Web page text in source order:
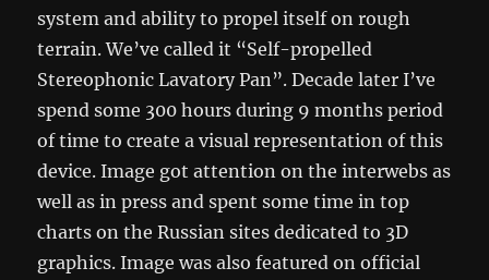
system and ability to propel itself on rough
terrain. We’ve called it “Self-propelled
Stereophonic Lavatory Pan”. Decade later I’ve
spend some 300 hours during 9 months period
of time to create a visual representation of this
device. Image got attention on the interwebs as
well as in press and spent some time in top
charts on the Russian sites dedicated to 3D
graphics. Image was also featured on official